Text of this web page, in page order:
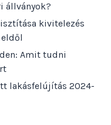
állványok?
kivitelezés
Amit tudni
lakásfelújítás 2024-